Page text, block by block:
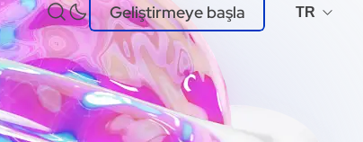
Geliştirmeye başla TR